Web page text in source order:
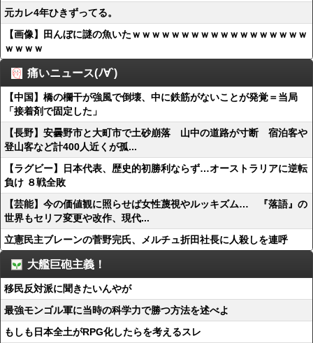
元カレ4年ひきずってる。
【画像】田んぼに謎の魚いたｗｗｗｗｗｗｗｗｗｗｗｗｗｗｗｗｗｗ
ｗｗｗｗ
痛いニュース(ﾉ∀`)
【中国】橋の欄干が強風で倒壊、中に鉄筋がないことが発覚＝当局
「接着剤で固定した」
【長野】安曇野市と大町市で土砂崩落 山中の道路が寸断 宿泊客や
登山客など計400人近くが孤...
【ラグビー】日本代表、歴史的初勝利ならず…オーストラリアに逆転
負け ８戦全敗
【芸能】今の価値観に照らせば女性蔑視やルッキズム… 『落語』の
世界もセリフ変更や改作、現代...
立憲民主ブレーンの菅野完氏、メルチュ折田社長に人殺しを連呼
大艦巨砲主義！
移民反対派に聞きたいんやが
最強モンゴル軍に当時の科学力で勝つ方法を述べよ
もしも日本全土がRPG化したらを考えるスレ